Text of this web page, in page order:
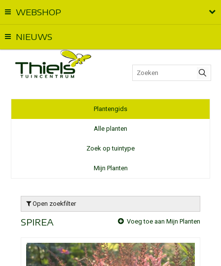
WEBSHOP
NIEUWS
Plantengids
Alle planten
Zoek op tuintype
Mijn Planten
Open zoekfilter
SPIREA Voeg toe aan Mijn Planten